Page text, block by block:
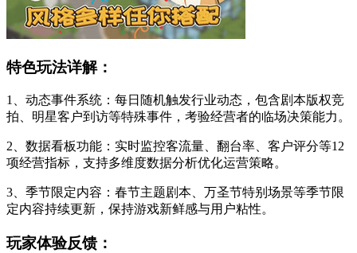
特色玩法详解：
1、动态事件系统：每日随机触发行业动态，包含剧本版权竞
拍、明星客户到访等特殊事件，考验经营者的临场决策能力。
2、数据看板功能：实时监控客流量、翻台率、客户评分等12
项经营指标，支持多维度数据分析优化运营策略。
3、季节限定内容：春节主题剧本、万圣节特别场景等季节限
定内容持续更新，保持游戏新鲜感与用户粘性。
玩家体验反馈：